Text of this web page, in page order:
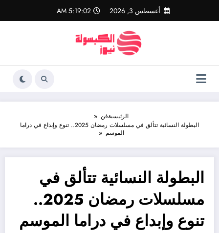
المحتوى
أغسطس 3, 2026 5:19:03 AM
الرئيسيةفن
البطولة النسائية تتألق في مسلسلات رمضان 2025.. تنوع وإبداع في دراما
الموسم
البطولة النسائية تتألق في
مسلسلات رمضان 2025..
تنوع وإبداع في دراما الموسم